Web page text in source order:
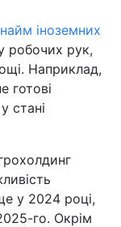
найм іноземних
робочих рук,
Наприклад,
готові
стані
у 2024 році,
го. Окрім